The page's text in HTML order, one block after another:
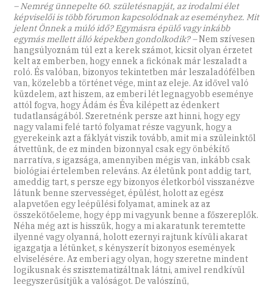
– Nemrég ünnepelte 60. születésnapját, az irodalmi élet
képviselői is több fórumon kapcsolódnak az eseményhez. Mit
jelent Önnek a múló idő? Egymásra épülő vagy inkább
egymás mellett álló képekben gondolkodik? –Nem szívesen
hangsúlyoznám túl ezt a kerek számot, kicsit olyan érzetet
kelt az emberben, hogy ennek a fickónak már leszaladt a
roló. És valóban, bizonyos tekintetben már leszaladófélben
van, közelebb a történet vége, mint az eleje. Az idővel való
küzdelem, azt hiszem, az emberi lét legnagyobb eseménye
attól fogva, hogy Ádám és Éva kilépett az édenkert
tudatlanságából. Szeretnénk persze azt hinni, hogy egy
nagy valami felé tartó folyamat része vagyunk, hogy a
gyerekeink azt a fáklyát viszik tovább, amit mi a szüleinktől
átvettünk, de ez minden bizonnyal csak egy önbékítő
narratíva, s igazsága, amennyiben mégis van, inkább csak
biológiai értelemben releváns. Az életünk pont addig tart,
ameddig tart, s persze egy bizonyos életkorból visszanézve
látunk benne szervességet, épülést, holott az egész
alapvetően egy leépülési folyamat, aminek az az
összekötőeleme, hogy épp mi vagyunk benne a főszereplők.
Néha még azt is hisszük, hogy a mi akaratunk teremtette
ilyenné vagy olyanná, holott ezernyi rajtunk kívüli akarat
igazgatja a létünket, s kényszerít bizonyos események
elviselésére. Az emberi agy olyan, hogy szeretne mindent
logikusnak és szisztematizáltnak látni, amivel rendkívül
leegyszerűsítjük a valóságot. De valószínű,